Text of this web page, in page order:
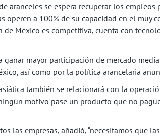
aranceles se espera recuperar los
operen a 100% de su capacidad en el muy
México es competitiva, cuenta con
ganar mayor participación de mercado
así como por la política arancelaria
también se relacionará con la
motivo pase un producto que no
las empresas, añadió, “necesitamos que